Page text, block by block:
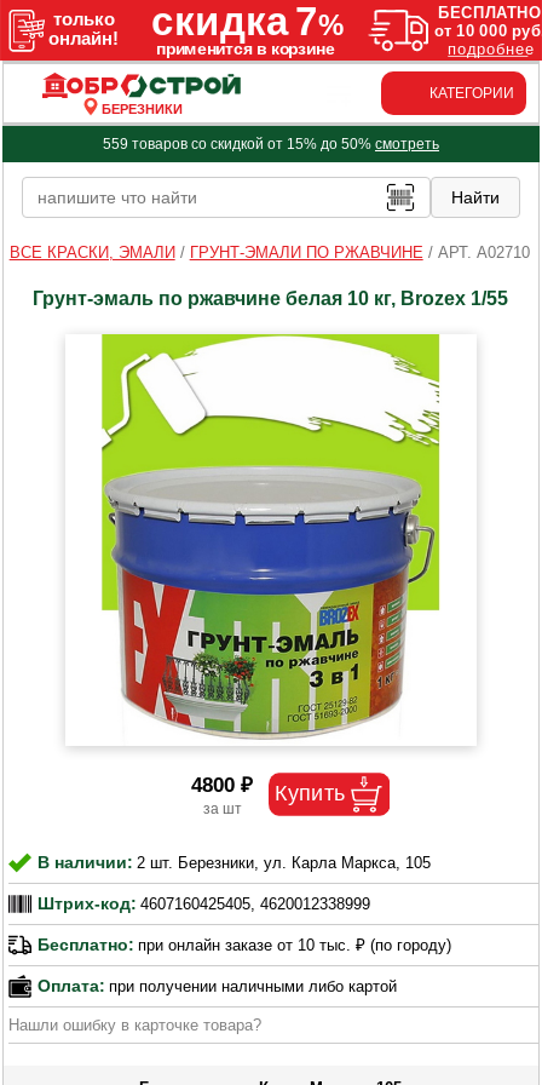
БЕРЕЗНИКИ
КАТЕГОРИИ
559 товаров со скидкой от 15% до 50% смотреть
ВСЕ КРАСКИ, ЭМАЛИ / ГРУНТ-ЭМАЛИ ПО РЖАВЧИНЕ / АРТ. A02710
Грунт-эмаль по ржавчине белая 10 кг, Brozex 1/55
4800 ₽
В наличии: 2 шт. Березники, ул. Карла Маркса, 105
Штрих-код: 4607160425405, 4620012338999
Бесплатно: при онлайн заказе от 10 тыс. ₽ (по городу)
Оплата: при получении наличными либо картой
Нашли ошибку в карточке товара?